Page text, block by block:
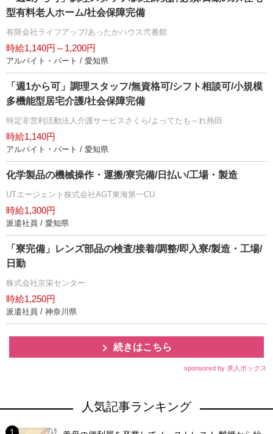
型有料老人ホーム/社会保障完備
有限会社ライフアップ/あったかハウス弐番館
時給1,140円～1,200円
アルバイト・パート / 愛知県
「週1から可」調理スタッフ/無資格可/シフト相談可/小規模
多機能型居宅介護/社会保障完備
特定非営利活動法人介護サービスさくら/よってたも～れ熱田
時給1,140円
アルバイト・パート / 愛知県
化学製品の機械操作・運搬/寮完備/日払い/工場・製造
UTエージェント株式会社AGT東海第一CU
時給1,300円
派遣社員 / 愛知県
「寮完備」レンズ部品の検査/接着/調整/即入寮/製造・工場/
日勤
株式会社京栄センター
時給1,250円
派遣社員 / 神奈川県
続きはこちら
sponsored by 求人ボックス
人気記事ランキング